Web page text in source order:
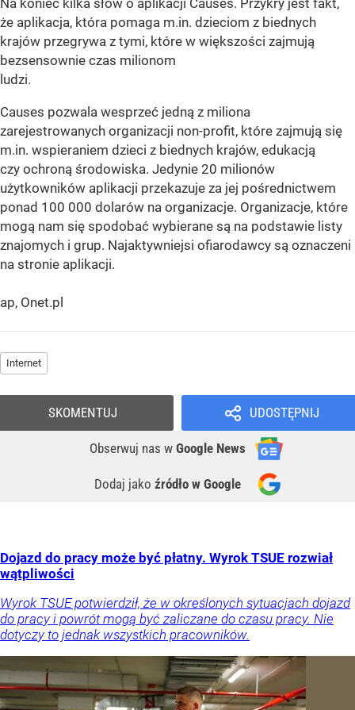
Na koniec kilka słów o aplikacji Causes. Przykry jest fakt,
że aplikacja, która pomaga m.in. dzieciom z biednych
krajów przegrywa z tymi, które w większości zajmują
bezsensownie czas milionom
Causes pozwala wesprzeć jedną z miliona
zarejestrowanych organizacji non-profit, które zajmują się
m.in. wspieraniem dzieci z biednych krajów, edukacją
czy ochroną środowiska. Jedynie 20 milionów
użytkowników aplikacji przekazuje za jej pośrednictwem
ponad 100 000 dolarów na organizacje. Organizacje, które
mogą nam się spodobać wybierane są na podstawie listy
znajomych i grup. Najaktywniejsi ofiarodawcy są oznaczeni
na stronie aplikacji.
ap, Onet.pl
Internet
UDOSTĘPNIJ
Obserwuj nas w Google News
Dodaj jako źródło w Google
SKOMENTUJ
Dojazd do pracy może być płatny. Wyrok TSUE rozwiał
wątpliwości
Wyrok TSUE potwierdził, że w określonych sytuacjach dojazd
do pracy i powrót mogą być zaliczane do czasu pracy. Nie
dotyczy to jednak wszystkich pracowników.